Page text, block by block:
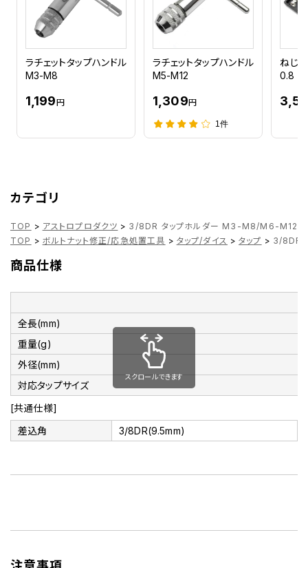
ラチェットタップハンドル
M3-M8
1,199円
ラチェットタップハンドル
M5-M12
1,309円
1件
ねじ
0.8 ～
カテゴリ
TOP > アストロプロダクツ > 3/8DR タップホルダー M3-M8/M6-M12
TOP > ボルトナット修正/応急処置工具 > タップ/ダイス > タップ > 3/8DR
商品仕様
全長(mm)
重量(g)
外径(mm)
対応タップサイズ
スクロールできます
[共通仕様]
差込角
3/8DR(9.5mm)